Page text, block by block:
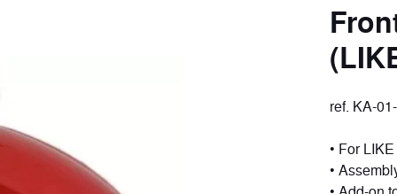
ref. KA-
• For
•